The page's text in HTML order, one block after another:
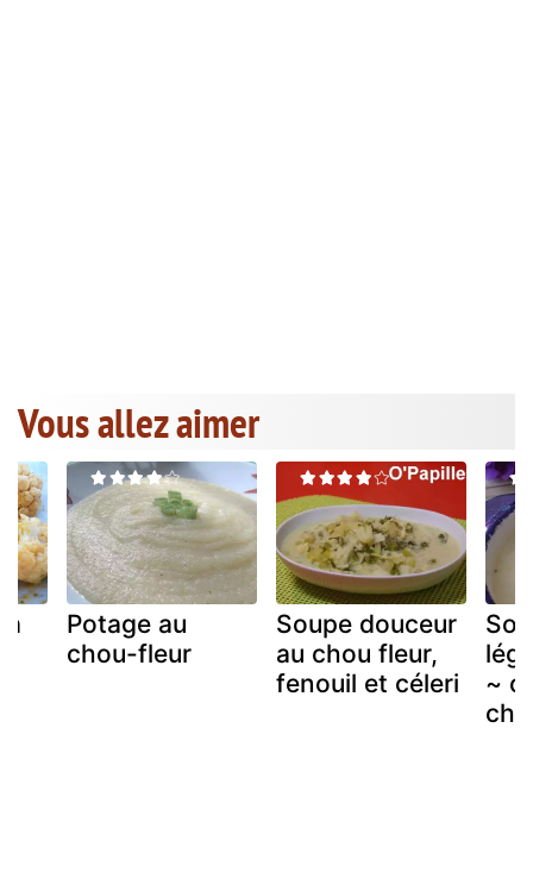
Vous allez aimer
à
Potage au
chou-fleur
Soupe douceur
au chou fleur,
fenouil et céleri
~